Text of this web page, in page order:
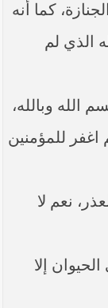
كما أنه
الذي لم
الله وبالله،
للمؤمنين
نعم لا
إلا